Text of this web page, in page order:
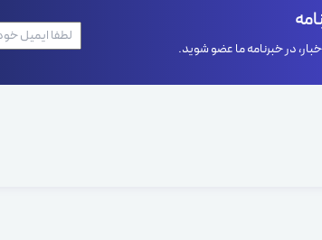
در خبرنامه ما عضو شوید.